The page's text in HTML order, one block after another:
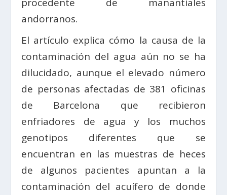
andorranos.
El artículo explica cómo la causa de la
contaminación del agua aún no se ha
dilucidado, aunque el elevado número
de personas afectadas de 381 oficinas
de Barcelona que recibieron
enfriadores de agua y los muchos
genotipos diferentes que se
encuentran en las muestras de heces
de algunos pacientes apuntan a la
contaminación del acuífero de donde